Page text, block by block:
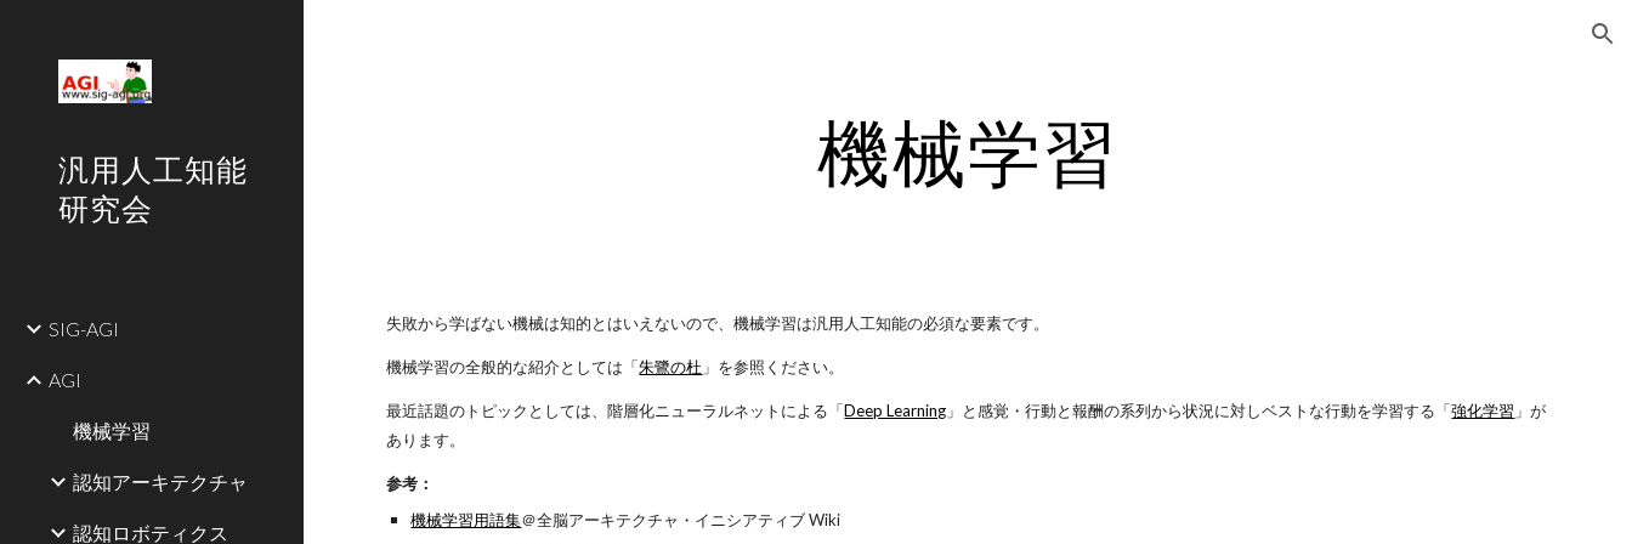
汎用人工知能
研究会
SIG-AGI
AGI
機械学習
認知アーキテクチャ
認知ロボティクス
機械学習
失敗から学ばない機械は知的とはいえないので、機械学習は汎用人工知能の必須な要素です。
機械学習の全般的な紹介としては「朱鷺の杜 」を参照ください。
最近話題のトピックとしては、階層化ニューラルネットによる「Deep Learning 」と感覚・行動と報酬の系列から状況に対しベストな行動を学習する「強化学習 」が
あります。
参考：
機械学習用語集＠全脳アーキテクチャ・イニシアティブ Wiki